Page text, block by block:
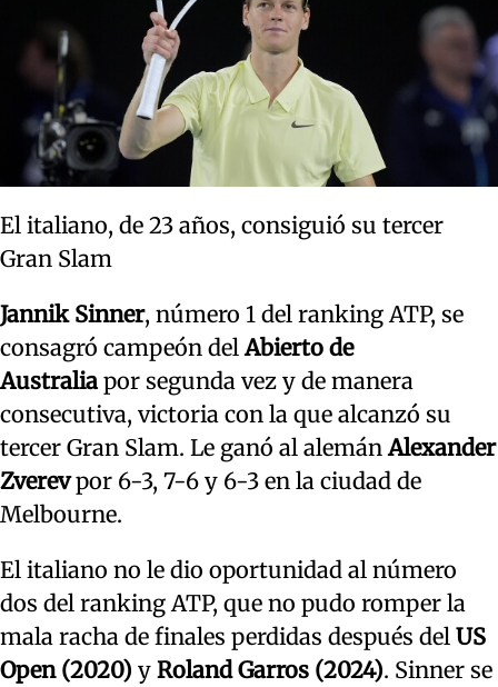
El italiano, de 23 años, consiguió su tercer
Gran Slam
Jannik Sinner, número 1 del ranking ATP, se
consagró campeón delAbierto de
Australia por segunda vez y de manera
consecutiva, victoria con la que alcanzó su
tercer Gran Slam. Le ganó al alemánAlexander
Zverevpor 6-3, 7-6 y 6-3 en la ciudad de
Melbourne.
El italiano no le dio oportunidad al número
dos del ranking ATP, que no pudo romper la
mala racha de finales perdidas después del US
Open (2020) y Roland Garros (2024). Sinner se